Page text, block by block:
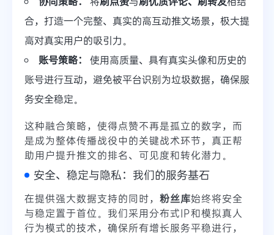
合，打造一个完整、真实的高互动推文场景，极大提
高对真实用户的吸引力。
账号策略：
使用高质量、具有真实头像和历史的
账号进行互动，避免被平台识别为垃圾数据，确保服
务安全稳定。
这种融合策略，使得点赞不再是孤立的数字，而
是成为整体传播战役中的关键战术环节，真正帮
助用户提升推文的排名、可见度和转化潜力。
安全、稳定与隐私：我们的服务基石
在提供强大数据支持的同时， 粉丝库始终将安全
与稳定置于首位。我们采用分布式IP和模拟真人
行为模式的技术，确保所有增长服务平稳进行，